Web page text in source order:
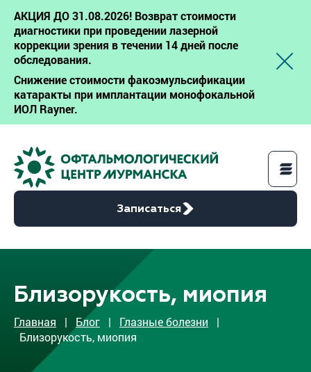
АКЦИЯ ДО 31.08.2026! Возврат стоимости
диагностики при проведении лазерной
коррекции зрения в течении 14 дней после
обследования.
Снижение стоимости факоэмульсификации
катаракты при имплантации монофокальной
ИОЛ Rayner.
Записаться
Цены
Врачи
Акции
Близорукость, миопия
Главная | Блог | Глазные болезни |
Близорукость, миопия